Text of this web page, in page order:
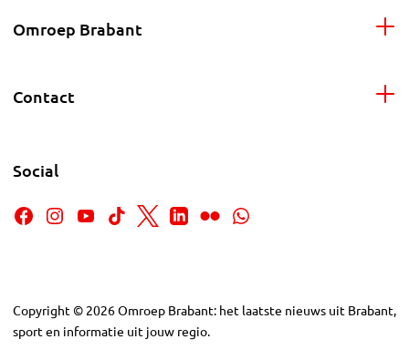
Omroep Brabant
Contact
Social
Copyright © 2026Omroep Brabant: het laatste nieuws uit Brabant,
sport en informatie uit jouw regio.